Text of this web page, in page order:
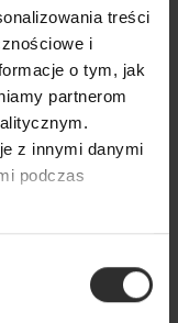
treści
i
o tym, jak
partnerom
z innymi danymi
podczas
Czarna
marszczeniem
Black
179,00 zł